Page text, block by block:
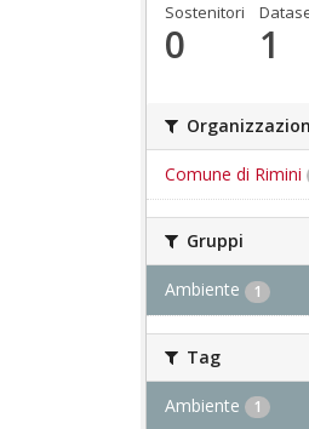
Sostenitori
0 1
Comune di Rimini
Gruppi
Ambiente 1
Tag
Ambiente 1